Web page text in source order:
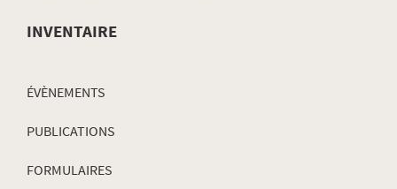
INVENTAIRE
ÉVÈNEMENTS
PUBLICATIONS
FORMULAIRES